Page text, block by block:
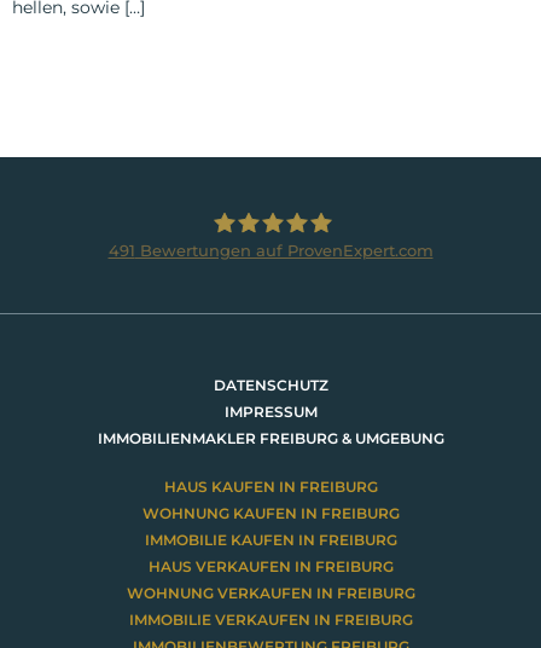
hellen, sowie […]
491 Bewertungen auf ProvenExpert.com
DATENSCHUTZ
IMPRESSUM
IMMOBILIENMAKLER FREIBURG & UMGEBUNG
HAUS KAUFEN IN FREIBURG
WOHNUNG KAUFEN IN FREIBURG
IMMOBILIE KAUFEN IN FREIBURG
HAUS VERKAUFEN IN FREIBURG
WOHNUNG VERKAUFEN IN FREIBURG
IMMOBILIE VERKAUFEN IN FREIBURG